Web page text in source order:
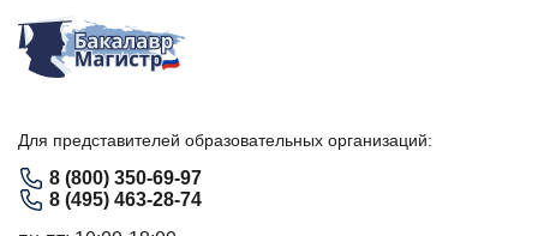
Для представителей образовательных организаций:
8 (800) 350-69-97
8 (495) 463-28-74